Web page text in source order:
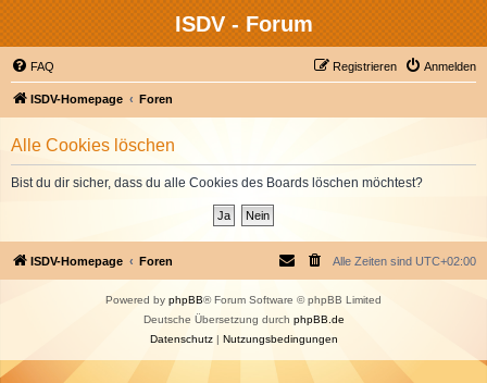
ISDV - Forum
FAQ Anmelden
Registrieren
ISDV-Homepage Foren
Alle Cookies löschen
Bist du dir sicher, dass du alle Cookies des Boards löschen möchtest?
ISDV-Homepage Foren Alle Zeiten sind UTC+02:00
Powered by phpBB® Forum Software © phpBB Limited
Deutsche Übersetzung durch phpBB.de
Datenschutz| Nutzungsbedingungen